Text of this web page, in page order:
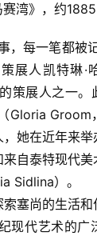
湾》，约
，每一笔都被
展人凯特琳·
策展人之一。
Gloria
她在近年来
自泰特现代
Sidlina）。
塞尚的生活
现代艺术的广